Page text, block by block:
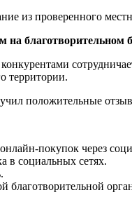
из проверенного
на благотворительном
территории.
положительные
покупок через
в социальных сетях.
благотворительной